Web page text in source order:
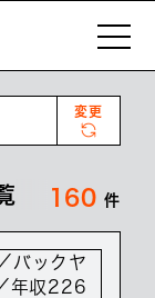
変更
160 件